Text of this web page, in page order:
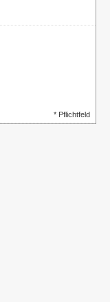
* Pflichtfeld